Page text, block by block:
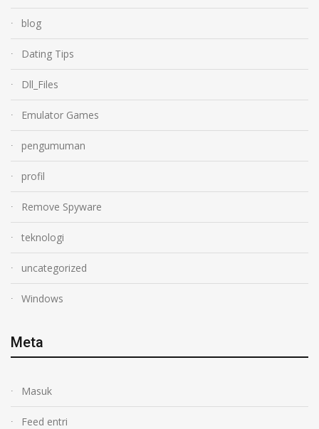
blog
Dating Tips
Dll_Files
Emulator Games
pengumuman
profil
Remove Spyware
teknologi
uncategorized
Windows
Meta
Masuk
Feed entri